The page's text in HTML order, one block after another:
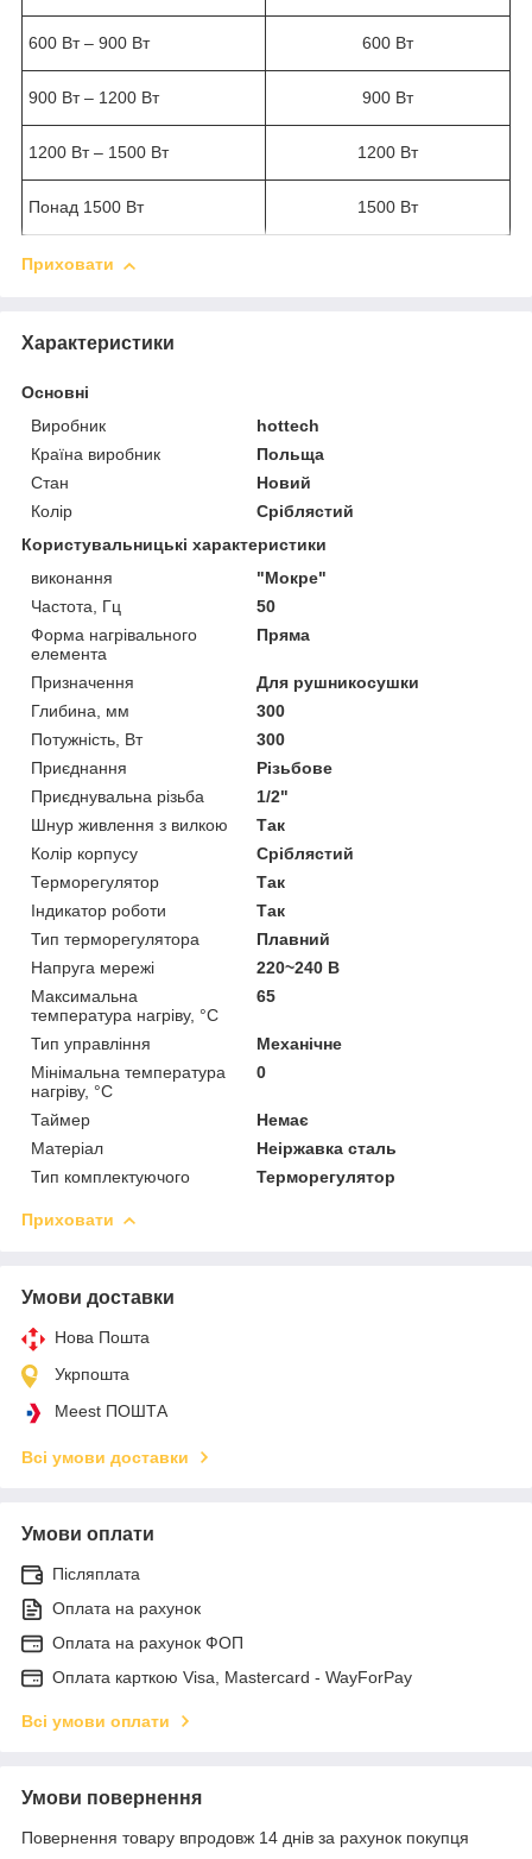
600 Вт – 900 Вт 600 Вт
900 Вт – 1200 Вт 900 Вт
1200 Вт – 1500 Вт 1200 Вт
Понад 1500 Вт 1500 Вт
Приховати
Характеристики
Основні
Виробник
hottech
Країна виробник
Польща
Стан
Новий
Колір
Сріблястий
Користувальницькі характеристики
виконання
"Мокре"
Частота, Гц
50
Форма нагрівального
елемента
Пряма
Призначення
Для рушникосушки
Глибина, мм
300
Потужність, Вт
300
Приєднання
Різьбове
Приєднувальна різьба
1/2"
Шнур живлення з вилкою
Так
Колір корпусу
Сріблястий
Терморегулятор
Так
Індикатор роботи
Так
Тип терморегулятора
Плавний
Напруга мережі
220~240 В
Максимальна
температура нагріву, °С
65
Тип управління
Механічне
Мінімальна температура
нагріву, °С
0
Таймер
Немає
Матеріал
Неіржавка сталь
Тип комплектуючого
Терморегулятор
Приховати
Умови доставки
Нова Пошта
Укрпошта
Meest ПОШТА
Всі умови доставки
Умови оплати
Післяплата
Оплата на рахунок
Оплата на рахунок ФОП
Оплата карткою Visa, Mastercard - WayForPay
Всі умови оплати
Умови повернення
Повернення товару впродовж 14 днів за рахунок покупця